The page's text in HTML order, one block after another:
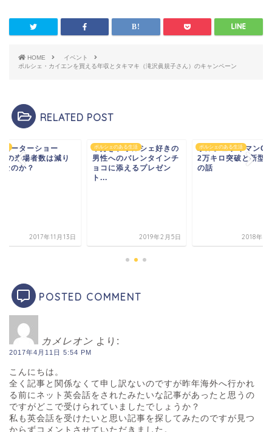
HOME
イベント
ポルシェ・カイエンを買える年収とタキマキ（滝沢眞規子さん）のキャンペーン
RELATED POST
モーターショー
の来場者数は減り
なのか？
2017年11月13日
ポルシェのある生活
車好き、ポルシェ好きの
男性へのバレンタインチ
ョコに添えるプレゼン
ト...
2019年2月5日
ポルシェのある生活
ポルシェケイマン
2万キロ突破と新型
の話
2018年5
POSTED COMMENT
カメレオン より:
2017年4月11日 5:54 PM
こんにちは。
全く記事と関係なくて申し訳ないのですが昨年海外へ行かれ
る前にネット英会話をされたみたいな記事があったと思うの
ですがどこで受けられていましたでしょうか？
私も英会話を受けたいと思い記事を探してみたのですが見つ
からずコメントさせていただきました。